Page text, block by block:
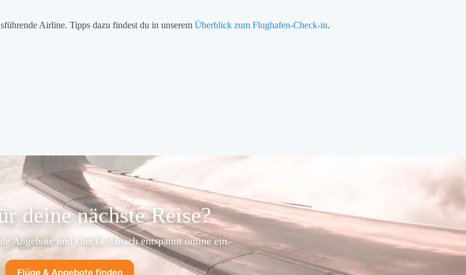
Airline. Tipps dazu findest du in unserem Überblick zum Flughafen-Check-in.
deine nächste Reise?
Angebote und checke danach entspannt online ein.
Flüge & Angebote finden